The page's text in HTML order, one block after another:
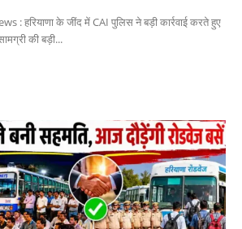
: हरियाणा के जींद में CAI पुलिस ने बड़ी कार्रवाई करते हुए
की बड़ी...